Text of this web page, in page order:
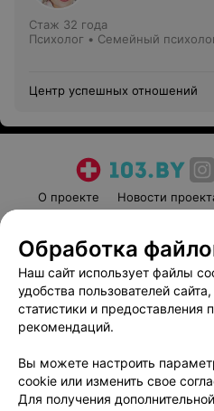
Стаж 32 года
Психолог • Семейный
Центр успешных отношений
О проекте Новости
Пользовательское
Вакансии
Написать
Обработка
Обработка
Наш сайт использует файлы
удобства пользователей
статистики и предоставления
рекомендаций.
Вы можете настроить
cookie или изменить свое
Для получения